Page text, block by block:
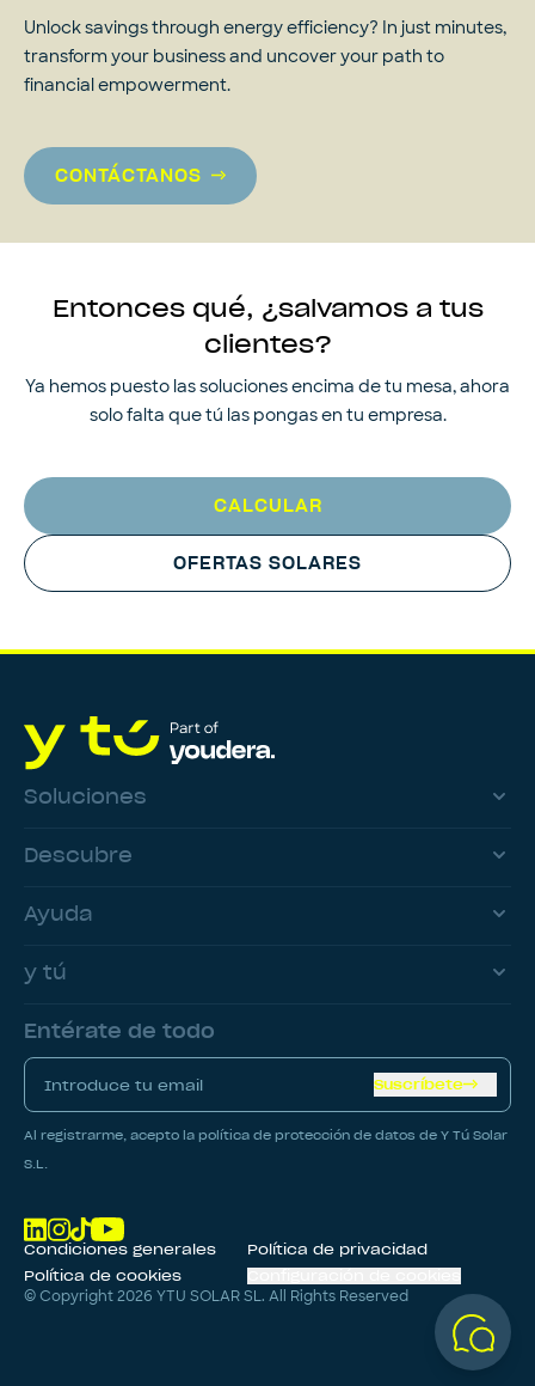
Unlock savings through energy efficiency? In just minutes,
transform your business and uncover your path to
financial empowerment.
CONTÁCTANOS
Entonces qué, ¿salvamos a tus
clientes?
Ya hemos puesto las soluciones encima de tu mesa, ahora
solo falta que tú las pongas en tu empresa.
CALCULAR
OFERTAS SOLARES
Soluciones
Descubre
Ayuda
y tú
Entérate de todo
Suscríbete
Al registrarme, acepto la política de protección de datos de Y Tú Solar
S.L.
Condiciones generales
Política de privacidad
Política de cookies
© Copyright2026 YTU SOLAR SL. All Rights Reserved